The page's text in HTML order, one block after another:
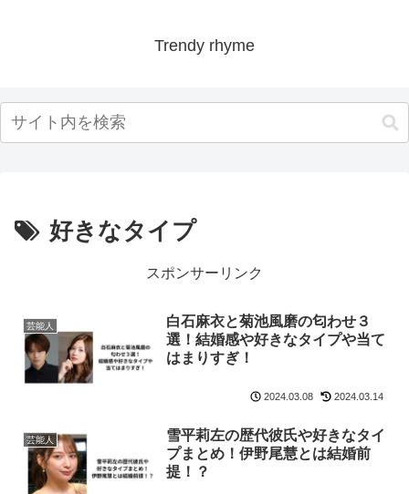
Trendy rhyme
好きなタイプ
スポンサーリンク
芸能人
白石麻衣と菊池風磨の匂わせ３
選！結婚感や好きなタイプや当て
はまりすぎ！
2024.03.08 2024.03.14
芸能人
雪平莉左の歴代彼氏や好きなタイ
プまとめ！伊野尾慧とは結婚前
提！？